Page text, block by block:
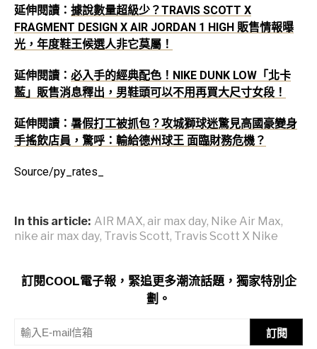
延伸閱讀： 據說數量超級少？TRAVIS SCOTT X
FRAGMENT DESIGN X AIR JORDAN 1 HIGH 販售情報曝
光，年度鞋王候選人非它莫屬！
延伸閱讀： 必入手的經典配色！NIKE DUNK LOW「北卡
藍」販售消息釋出，男鞋頭可以不用再買大尺寸女段！
延伸閱讀： 暑假打工被抓包？攻城獅球迷驚見高國豪變身
手搖飲店員，驚呼：輸給德州球王 面臨財務危機？
Source/py_rates_
In this article: AIR MAX, air max day, Nike Air Max,
nike air max day, Travis Scott, Travis Scott X Nike
訂閱COOL電子報，緊追更多潮流話題，獨家特別企
劃。
訂閱